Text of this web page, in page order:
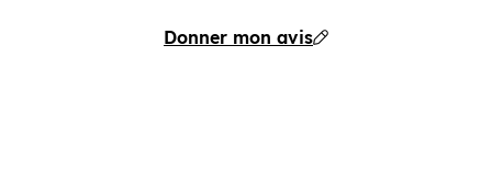
Donner mon avis